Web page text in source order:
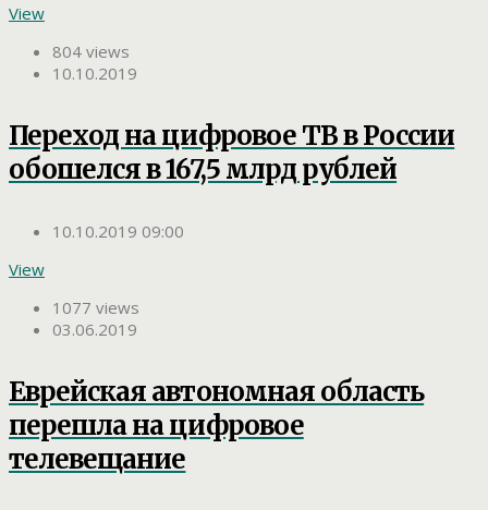
View
804 views
10.10.2019
Переход на цифровое ТВ в России
обошелся в 167,5 млрд рублей
10.10.2019 09:00
View
1077 views
03.06.2019
Еврейская автономная область
перешла на цифровое
телевещание